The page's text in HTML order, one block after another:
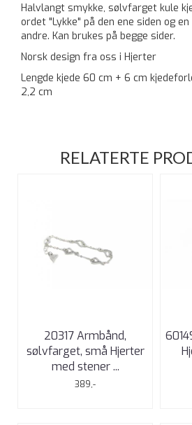
Halvlangt smykke, sølvfarget kule
ordet "Lykke" på den ene siden og
andre. Kan brukes på begge sider.
Norsk design fra oss i Hjerter
Lengde kjede 60 cm + 6 cm
2,2 cm
RELATERTE
20317 Armbånd,
sølvfarget, små Hjerter
med stener ...
389,-